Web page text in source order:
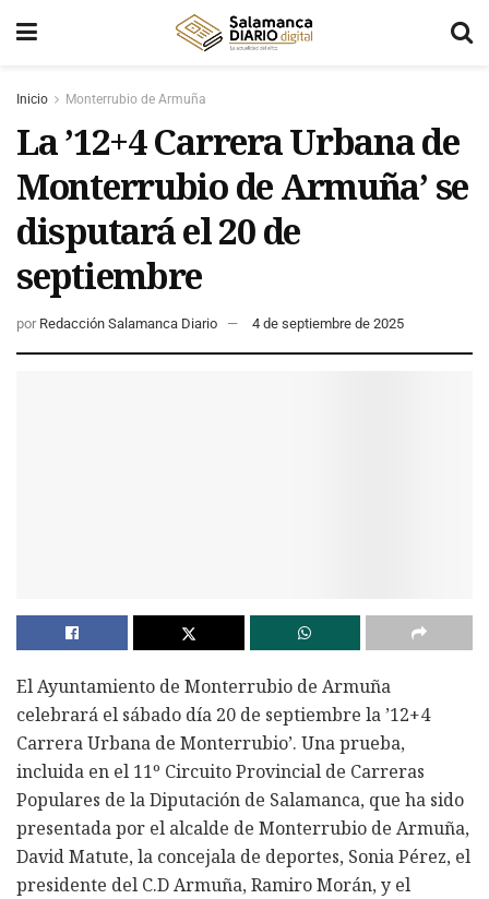
Inicio Monterrubio de Armuña
La ’12+4 Carrera Urbana de
Monterrubio de Armuña’ se
disputará el 20 de
septiembre
por Redacción Salamanca Diario 4 de septiembre de 2025
El Ayuntamiento de Monterrubio de Armuña
celebrará el sábado día 20 de septiembre la ’12+4
Carrera Urbana de Monterrubio’. Una prueba,
incluida en el 11º Circuito Provincial de Carreras
Populares de la Diputación de Salamanca, que ha sido
presentada por el alcalde de Monterrubio de Armuña,
David Matute, la concejala de deportes, Sonia Pérez, el
presidente del C.D Armuña, Ramiro Morán, y el